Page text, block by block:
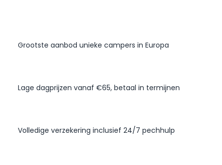
Grootste aanbod unieke campers in Europa
Lage dagprijzen vanaf €65, betaal in termijnen
Volledige verzekering inclusief 24/7 pechhulp